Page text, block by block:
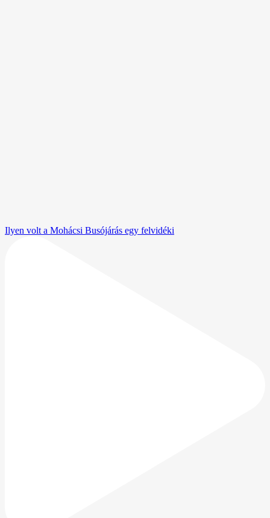
Ilyen volt a Mohácsi Busójárás egy felvidéki